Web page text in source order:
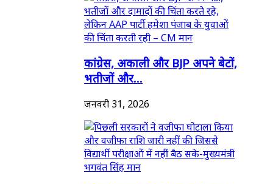
कांग्रेस, अकाली और BJP अपने बेटों,
भतीजों और...
जनवरी 31, 2026